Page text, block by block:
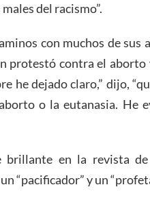
del racismo”.
con muchos de sus
protestó contra el aborto
he dejado claro,” dijo,
o la eutanasia. He
brillante en la revista
“pacificador” y un